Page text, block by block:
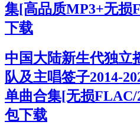
集[高品质MP3+无损
下载
中国大陆新生代独立
队及主唱签子2014-
单曲合集[无损
包下载